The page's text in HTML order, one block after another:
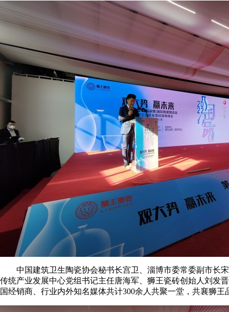
中国建筑卫生陶瓷协会秘书长宫卫、淄博市委常委副市长宋
传统产业发展中心党组书记主任唐海军、狮王瓷砖创始人刘发
国经销商、行业内外知名媒体共计300余人共聚一堂，共襄狮王